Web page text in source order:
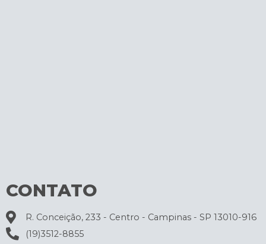
CONTATO
R. Conceição, 233 - Centro - Campinas - SP 13010-916
(19)3512-8855